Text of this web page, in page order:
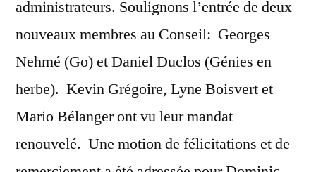
administrateurs. Soulignons l’entrée de deux
nouveaux membres au Conseil: Georges
Nehmé (Go) et Daniel Duclos (Génies en
herbe). Kevin Grégoire, Lyne Boisvert et
Mario Bélanger ont vu leur mandat
renouvelé. Une motion de félicitations et de